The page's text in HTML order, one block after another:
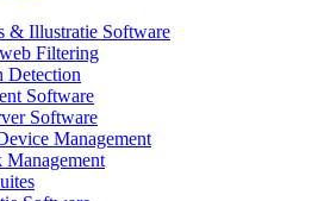
& Illustratie Software
Filtering
Detection
Software
Software
Management
Management